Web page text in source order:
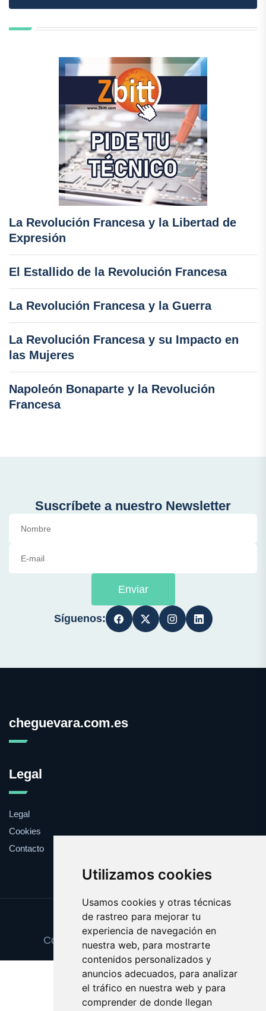
Utilizamos cookies
Usamos cookies y otras técnicas
de rastreo para mejorar tu
experiencia de navegación en
nuestra web, para mostrarte
contenidos personalizados y
anuncios adecuados, para analizar
el tráfico en nuestra web y para
comprender de donde llegan
La Revolución Francesa y la Libertad de
Expresión
El Estallido de la Revolución Francesa
La Revolución Francesa y la Guerra
La Revolución Francesa y su Impacto en
las Mujeres
Napoleón Bonaparte y la Revolución
Francesa
Suscríbete a nuestro Newsletter
Enviar
Síguenos:
cheguevara.com.es
Legal
Legal
Cookies
Contacto
Update cookies preferences
Copyright © 2025 cheguevara.com.es